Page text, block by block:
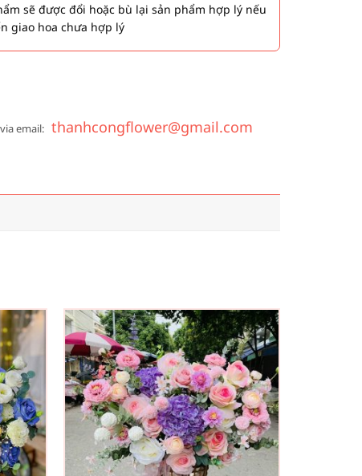
sẽ được đổi hoặc bù lại sản phẩm hợp lý nếu
giao hoa chưa hợp lý
email: thanhcongflower@gmail.com